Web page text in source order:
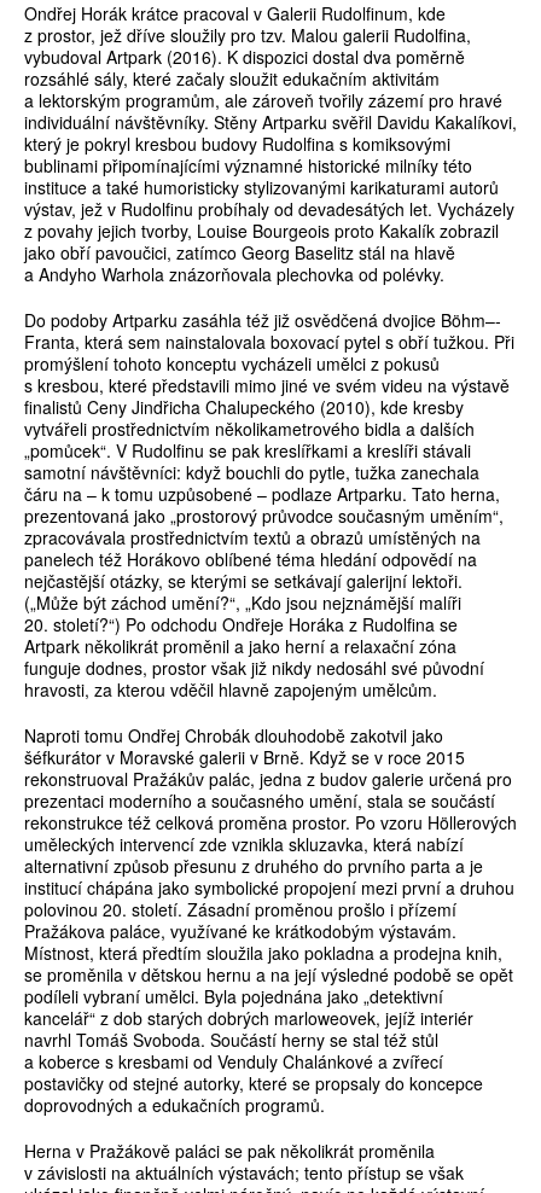
Ondřej Horák krátce pracoval v Galerii Rudolfinum, kde
z prostor, jež dříve sloužily pro tzv. Malou galerii Rudolfina,
vybudoval Artpark (2016). K dispozici dostal dva poměrně
rozsáhlé sály, které začaly sloužit edukačním aktivitám
a lektorským programům, ale zároveň tvořily zázemí pro hravé
individuální návštěvníky. Stěny Artparku svěřil Davidu Kakalíkovi,
který je pokryl kresbou budovy Rudolfina s komiksovými
bublinami připomínajícími významné historické milníky této
instituce a také humoristicky stylizovanými karikaturami autorů
výstav, jež v Rudolfinu probíhaly od devadesátých let. Vycházely
z povahy jejich tvorby, Louise Bourgeois proto Kakalík zobrazil
jako obří pavoučici, zatímco Georg Baselitz stál na hlavě
a Andyho Warhola znázorňovala plechovka od polévky.
Do podoby Artparku zasáhla též již osvědčená dvojice ­­Böhm–­
Franta, která sem nainstalovala boxovací pytel s obří tužkou. Při
promýšlení tohoto konceptu vycházeli umělci z pokusů
s kresbou, které představili mimo jiné ve svém videu na výstavě
finalistů Ceny Jindřicha Chalupeckého (2010), kde kresby
vytvářeli prostřednictvím několikametrového bidla a dalších
„pomůcek“. V Rudolfinu se pak kreslířkami a kreslíři stávali
samotní návštěvníci: když bouchli do pytle, tužka zanechala
čáru na – k tomu uzpůsobené – podlaze Artparku. Tato herna,
prezentovaná jako „prostorový průvodce současným uměním“,
zpracovávala prostřednictvím textů a obrazů umístěných na
panelech též Horákovo oblíbené téma hledání odpovědí na
nejčastější otázky, se kterými se setkávají galerijní lektoři.
(„Může být záchod umění?“, „Kdo jsou nejznámější malíři
20. století?“) Po odchodu Ondřeje Horáka z Rudolfina se
Artpark několikrát proměnil a jako herní a relaxační zóna
funguje dodnes, prostor však již nikdy nedosáhl své původní
hravosti, za kterou vděčil hlavně zapojeným umělcům.
Naproti tomu Ondřej Chrobák dlouhodobě zakotvil jako
šéfkurátor v Moravské galerii v Brně. Když se v roce 2015
rekonstruoval Pražákův palác, jedna z budov galerie určená pro
prezentaci moderního a současného umění, stala se součástí
rekonstrukce též celková proměna prostor. Po vzoru Höllerových
uměleckých intervencí zde vznikla skluzavka, která nabízí
alternativní způsob přesunu z druhého do prvního parta a je
institucí chápána jako symbolické propojení mezi první a druhou
polovinou 20. století. Zásadní proměnou prošlo i přízemí
Pražákova paláce, využívané ke krátkodobým výstavám.
Místnost, která předtím sloužila jako pokladna a prodejna knih,
se proměnila v dětskou hernu a na její výsledné podobě se opět
podíleli vybraní umělci. Byla pojednána jako „detektivní
kancelář“ z dob starých dobrých marloweovek, jejíž interiér
navrhl Tomáš Svoboda. Součástí herny se stal též stůl
a koberce s kresbami od Venduly Chalánkové a zvířecí
postavičky od stejné autorky, které se propsaly do koncepce
doprovodných a edukačních programů.
Herna v Pražákově paláci se pak několikrát proměnila
v závislosti na aktuálních výstavách; tento přístup se však